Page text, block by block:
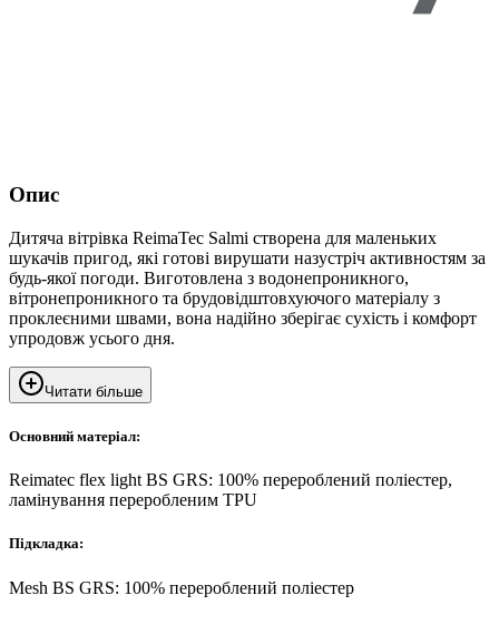
Опис
Дитяча вітрівка ReimaTec Salmi створена для маленьких
шукачів пригод, які готові вирушати назустріч активностям за
будь-якої погоди. Виготовлена з водонепроникного,
вітронепроникного та брудовідштовхуючого матеріалу з
проклеєними швами, вона надійно зберігає сухість і комфорт
упродовж усього дня.
Читати більше
Основний матеріал:
Reimatec flex light BS GRS: 100% перероблений поліестер,
ламінування переробленим TPU
Підкладка:
Mesh BS GRS: 100% перероблений поліестер